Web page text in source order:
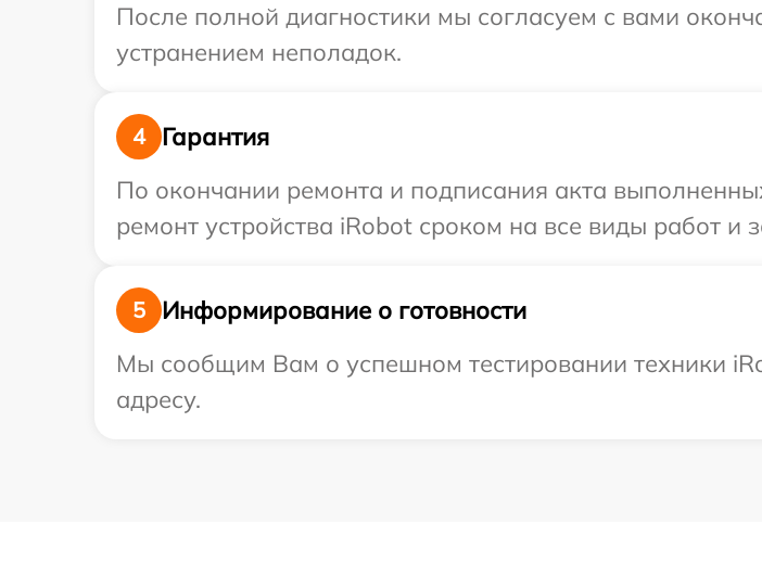
После полной диагностики мы согласуем с вами
устранением неполадок.
4
Гарантия
По окончании ремонта и подписания акта
ремонт устройства iRobot сроком на все виды работ и
5
Информирование о готовности
Мы сообщим Вам о успешном тестировании техники
адресу.